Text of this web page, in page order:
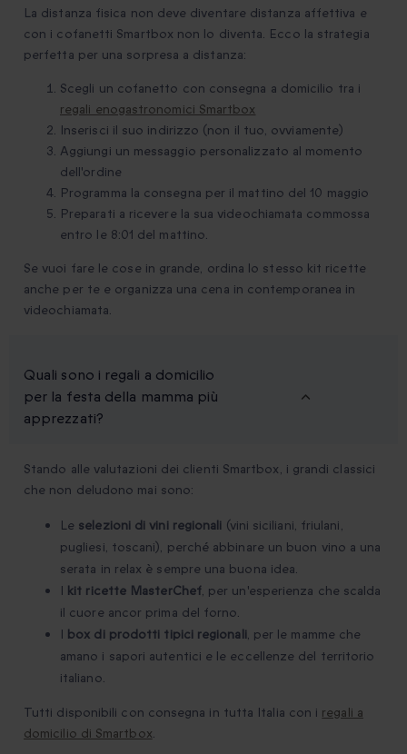
La distanza fisica non deve diventare distanza affettiva e
con i cofanetti Smartbox non lo diventa. Ecco la strategia
perfetta per una sorpresa a distanza:
Scegli un cofanetto con consegna a domicilio tra i
regali enogastronomici Smartbox
Inserisci il suo indirizzo (non il tuo, ovviamente)
Aggiungi un messaggio personalizzato al momento
dell'ordine
Programma la consegna per il mattino del 10 maggio
Preparati a ricevere la sua videochiamata commossa
entro le 8:01 del mattino.
Se vuoi fare le cose in grande, ordina lo stesso kit ricette
anche per te e organizza una cena in contemporanea in
videochiamata.
Quali sono i regali a domicilio
per la festa della mamma più
apprezzati?
Stando alle valutazioni dei clienti Smartbox, i grandi classici
che non deludono mai sono:
Le selezioni di vini regionali (vini siciliani, friulani,
pugliesi, toscani), perché abbinare un buon vino a una
serata in relax è sempre una buona idea.
I kit ricette MasterChef, per un'esperienza che scalda
il cuore ancor prima del forno.
I box di prodotti tipici regionali, per le mamme che
amano i sapori autentici e le eccellenze del territorio
italiano.
Tutti disponibili con consegna in tutta Italia con i regali a
domicilio di Smartbox.